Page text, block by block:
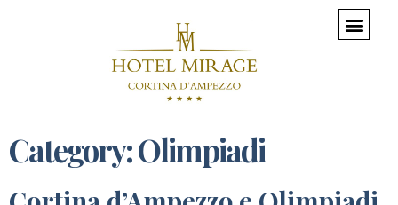
Category:Olimpiadi